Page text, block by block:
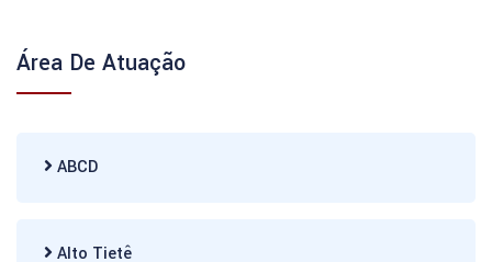
Área De Atuação
ABCD
Alto Tietê